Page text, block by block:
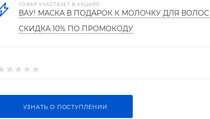
ТОВАР УЧАСТВУЕТ В АКЦИЯХ
ВАУ! МАСКА В ПОДАРОК К МОЛОЧКУ ДЛЯ ВОЛОС
СКИДКА 10% ПО ПРОМОКОДУ
УЗНАТЬ О ПОСТУПЛЕНИИ